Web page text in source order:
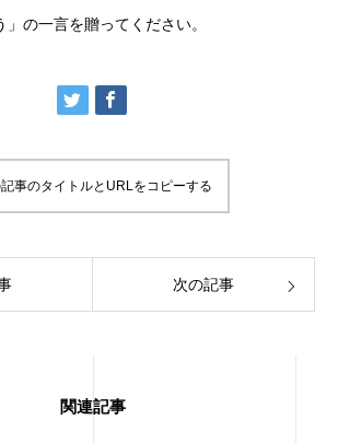
」の一言を贈ってください。
事のタイトルとURLをコピーする
次の記事
関連記事